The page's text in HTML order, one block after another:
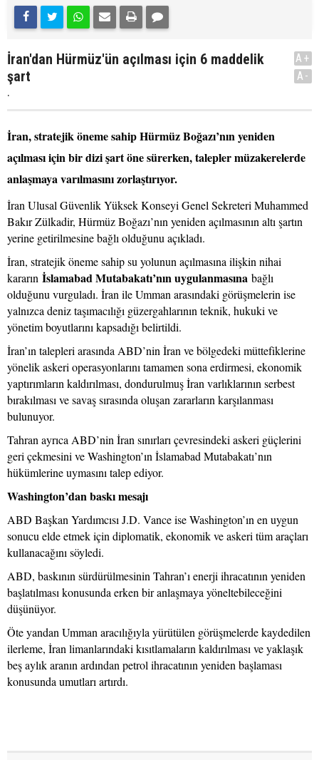
İran'dan Hürmüz'ün açılması için 6 maddelik
şart
.
A+
A-
İran, stratejik öneme sahip Hürmüz Boğazı’nın yeniden
açılması için bir dizi şart öne sürerken, talepler müzakerelerde
anlaşmaya varılmasını zorlaştırıyor.
İran Ulusal Güvenlik Yüksek Konseyi Genel Sekreteri Muhammed
Bakır Zülkadir, Hürmüz Boğazı’nın yeniden açılmasının altı şartın
yerine getirilmesine bağlı olduğunu açıkladı.
İran, stratejik öneme sahip su yolunun açılmasına ilişkin nihai
kararın İslamabad Mutabakatı’nın uygulanmasına bağlı
olduğunu vurguladı. İran ile Umman arasındaki görüşmelerin ise
yalnızca deniz taşımacılığı güzergahlarının teknik, hukuki ve
yönetim boyutlarını kapsadığı belirtildi.
İran’ın talepleri arasında ABD’nin İran ve bölgedeki müttefiklerine
yönelik askeri operasyonlarını tamamen sona erdirmesi, ekonomik
yaptırımların kaldırılması, dondurulmuş İran varlıklarının serbest
bırakılması ve savaş sırasında oluşan zararların karşılanması
bulunuyor.
Tahran ayrıca ABD’nin İran sınırları çevresindeki askeri güçlerini
geri çekmesini ve Washington’ın İslamabad Mutabakatı’nın
hükümlerine uymasını talep ediyor.
Washington’dan baskı mesajı
ABD Başkan Yardımcısı J.D. Vance ise Washington’ın en uygun
sonucu elde etmek için diplomatik, ekonomik ve askeri tüm araçları
kullanacağını söyledi.
ABD, baskının sürdürülmesinin Tahran’ı enerji ihracatının yeniden
başlatılması konusunda erken bir anlaşmaya yöneltebileceğini
düşünüyor.
Öte yandan Umman aracılığıyla yürütülen görüşmelerde kaydedilen
ilerleme, İran limanlarındaki kısıtlamaların kaldırılması ve yaklaşık
beş aylık aranın ardından petrol ihracatının yeniden başlaması
konusunda umutları artırdı.